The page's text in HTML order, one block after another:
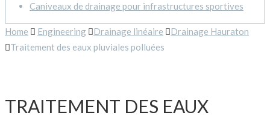
Caniveaux de drainage pour infrastructures sportives
Home Engineering Drainage linéaire
Drainage Hauraton
Traitement des eaux pluviales polluées
TRAITEMENT DES EAUX